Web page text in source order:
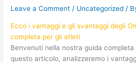
Leave a Comment / Uncategorized /
Ecco i vantaggi e gli svantaggi degli
completa per gli atleti
Benvenuti nella nostra guida completa
questo articolo, analizzeremo i